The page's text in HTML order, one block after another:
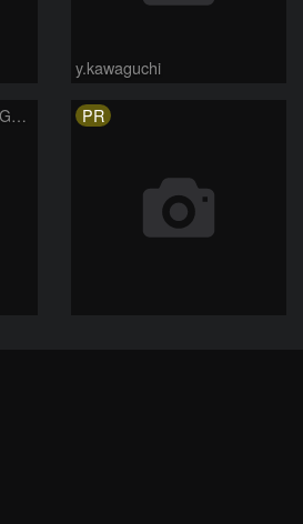
y.kawaguchi
二重星団 h-χ NGC869 NGC884 ペルセウス座 PR